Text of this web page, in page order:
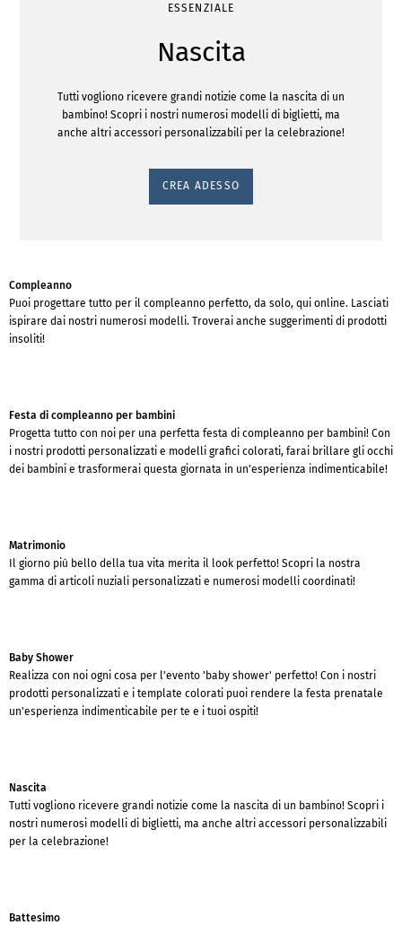
ESSENZIALE
Nascita
Tutti vogliono ricevere grandi notizie come la nascita di un
bambino! Scopri i nostri numerosi modelli di biglietti, ma
anche altri accessori personalizzabili per la celebrazione!
CREA ADESSO
Compleanno
Puoi progettare tutto per il compleanno perfetto, da solo, qui online. Lasciati
ispirare dai nostri numerosi modelli. Troverai anche suggerimenti di prodotti
insoliti!
Festa di compleanno per bambini
Progetta tutto con noi per una perfetta festa di compleanno per bambini! Con
i nostri prodotti personalizzati e modelli grafici colorati, farai brillare gli occhi
dei bambini e trasformerai questa giornata in un'esperienza indimenticabile!
Matrimonio
Il giorno più bello della tua vita merita il look perfetto! Scopri la nostra
gamma di articoli nuziali personalizzati e numerosi modelli coordinati!
Baby Shower
Realizza con noi ogni cosa per l'evento 'baby shower' perfetto! Con i nostri
prodotti personalizzati e i template colorati puoi rendere la festa prenatale
un'esperienza indimenticabile per te e i tuoi ospiti!
Nascita
Tutti vogliono ricevere grandi notizie come la nascita di un bambino! Scopri i
nostri numerosi modelli di biglietti, ma anche altri accessori personalizzabili
per la celebrazione!
Battesimo